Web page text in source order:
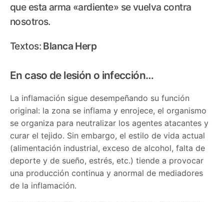
que esta arma «ardiente» se vuelva contra
nosotros.
Textos: Blanca Herp
En caso de lesión o infección…
La inflamación sigue desempeñando su función
original: la zona se inflama y enrojece, el organismo
se organiza para neutralizar los agentes atacantes y
curar el tejido. Sin embargo, el estilo de vida actual
(alimentación industrial, exceso de alcohol, falta de
deporte y de sueño, estrés, etc.) tiende a provocar
una producción continua y anormal de mediadores
de la inflamación.